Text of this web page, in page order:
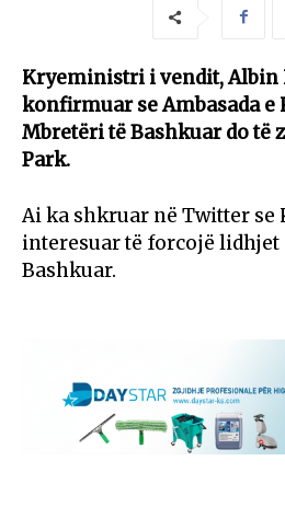
Kryeministri i vendit, Albin
konfirmuar se Ambasada e
Mbretëri të Bashkuar do të
Park.
Ai ka shkruar në Twitter se
interesuar të forcojë lidhjet
Bashkuar.